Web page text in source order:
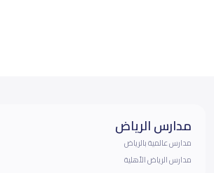
مدارس الرياض
مدارس عالمية بالرياض
مدارس الرياض الأهلية